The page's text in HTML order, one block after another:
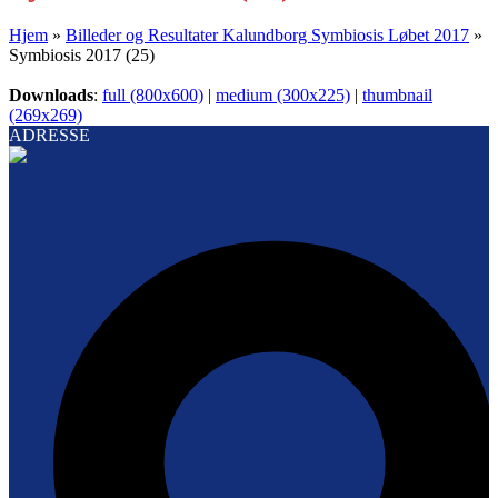
Hjem » Billeder og Resultater Kalundborg Symbiosis Løbet 2017 »
Symbiosis 2017 (25)
Downloads: full (800x600) | medium (300x225) | thumbnail
(269x269)
ADRESSE